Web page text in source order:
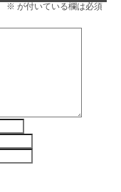
※ が付いている欄は必須